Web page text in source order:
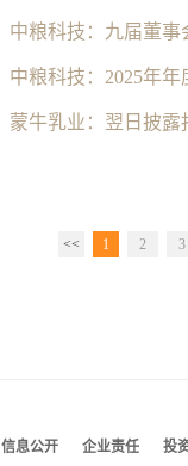
中粮科技：九届董事
中粮科技：2025年
蒙牛乳业：翌日披露
<< 1 2 3
信息公开 企业责任 投